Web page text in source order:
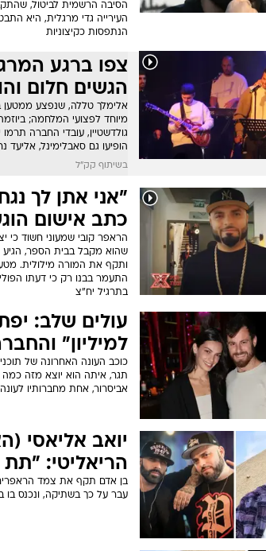
הסיבה הרשמית לביטול,
העירייה גדי מרגלית, היא
הנתפסות כקיצוניות
צפו ברגע
הגשים חלום
אלימלך טללה, שנפצע ממטען
מיוחד לפצועי המלחמה;
גולדשטיין, עובדי החברה
הופיעו גם סאבלימינל, אליעד
בשיתוף קק"ל
"אני אתן לך
כתב אישום
הראפר קובי שמעוני חשוד כי
שהוא מקבל בבית הספר,
ותקף את המורה מילולית.
התעמר בבנו רק כי דעתו
בתרגיל יח"צ
עולים שלב:
למיליון"
כוכב העונה האחרונה של
תגר, איתה הוא יוצא מזה
אביסרור, אחת מחברותיו
יואב אליאסי
הריאליטי:
בן אדם תקף את צמד
עבר על כך בשתיקה, ונכנס בו